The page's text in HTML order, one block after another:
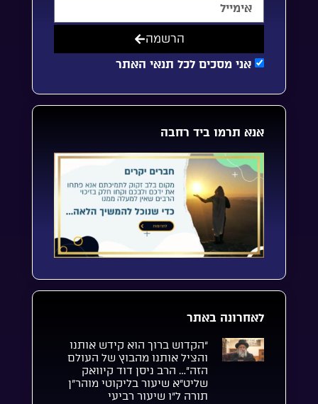
אני מסכים לכל תנאי האתר
הרשמה
אנא תרמו ביד רחבה
לאחרונה באתר
“הקדוש ברוך הוא קידש אותנו
והציל אותנו מהבוץ של העולם
הזה”… הרב ניסן דוד קיוואק
שליט”א שיעור בליקוטי מוהר”ן
תורה ל”ו שיעור רביעי